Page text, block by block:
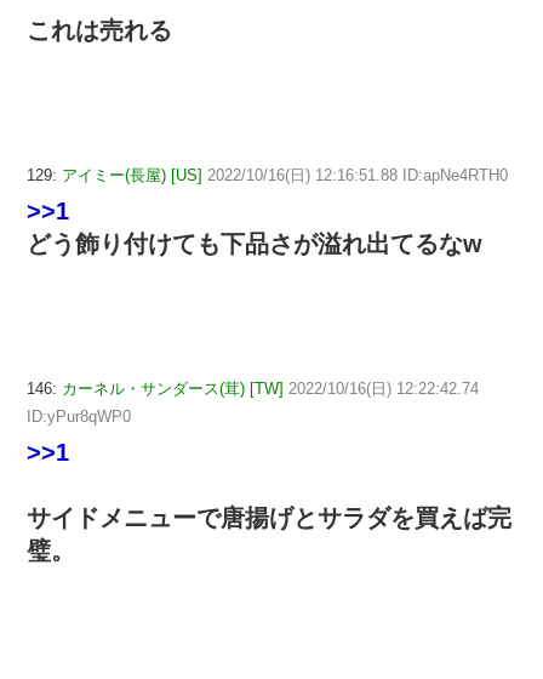
これは売れる
129: アイミー(長屋) [US] 2022/10/16(日) 12:16:51.88 ID:apNe4RTH0
>>1
どう飾り付けても下品さが溢れ出てるなw
146: カーネル・サンダース(茸) [TW] 2022/10/16(日) 12:22:42.74
ID:yPur8qWP0
>>1
サイドメニューで唐揚げとサラダを買えば完
璧。